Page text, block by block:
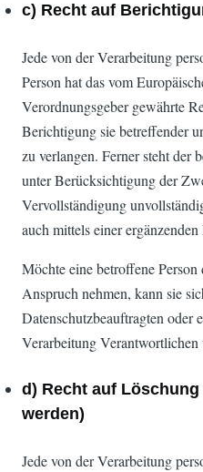
c) Recht auf
Jede von der Verarbeitung
Person hat das vom
Verordnungsgeber gewährte
Berichtigung sie betreffender
zu verlangen. Ferner steht der
unter Berücksichtigung der
Vervollständigung
auch mittels einer
Möchte eine betroffene
Anspruch nehmen, kann sie
Datenschutzbeauftragten oder
Verarbeitung Verantwortlichen
d) Recht auf
werden)
Jede von der Verarbeitung